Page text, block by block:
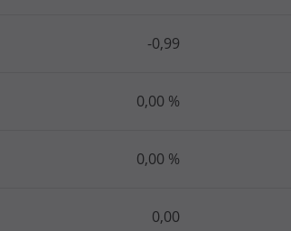
-0,99
0,00 %
0,00 %
0,00